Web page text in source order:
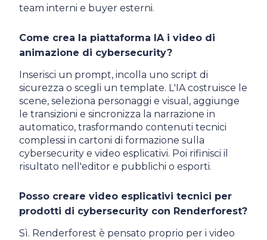
team interni e buyer esterni.
Come crea la piattaforma IA i video di
animazione di cybersecurity?
Inserisci un prompt, incolla uno script di
sicurezza o scegli un template. L'IA costruisce le
scene, seleziona personaggi e visual, aggiunge
le transizioni e sincronizza la narrazione in
automatico, trasformando contenuti tecnici
complessi in cartoni di formazione sulla
cybersecurity e video esplicativi. Poi rifinisci il
risultato nell'editor e pubblichi o esporti.
Posso creare video esplicativi tecnici per
prodotti di cybersecurity con Renderforest?
Sì. Renderforest è pensato proprio per i video